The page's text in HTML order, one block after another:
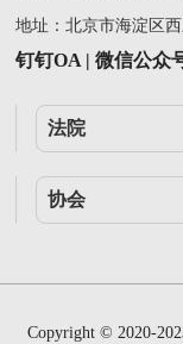
地址：北京市海淀区
钉钉OA | 微信公众
Copyright © 2020-